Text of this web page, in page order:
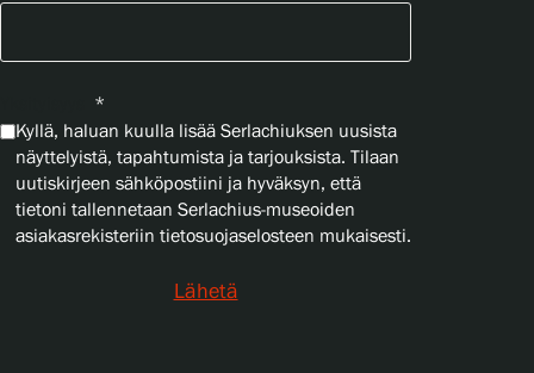
*
Kyllä, haluan kuulla lisää Serlachiuksen uusista
näyttelyistä, tapahtumista ja tarjouksista. Tilaan
uutiskirjeen sähköpostiini ja hyväksyn, että
tietoni tallennetaan Serlachius-museoiden
asiakasrekisteriin tietosuojaselosteen mukaisesti.
Lähetä